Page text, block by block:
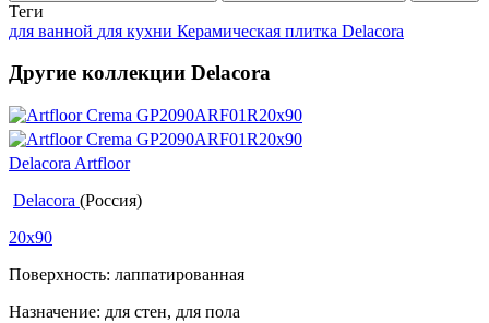
Теги
для ванной для кухни Керамическая плитка Delacora
Другие коллекции Delacora
Delacora Artfloor
Delacora (Россия)
20x90
Поверхность: лаппатированная
Назначение: для стен, для пола